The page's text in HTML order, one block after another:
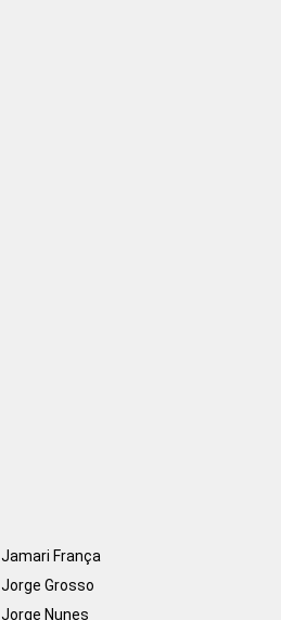
Jamari França
Jorge Grosso
Jorge Nunes